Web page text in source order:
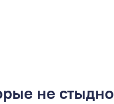
не стыдно